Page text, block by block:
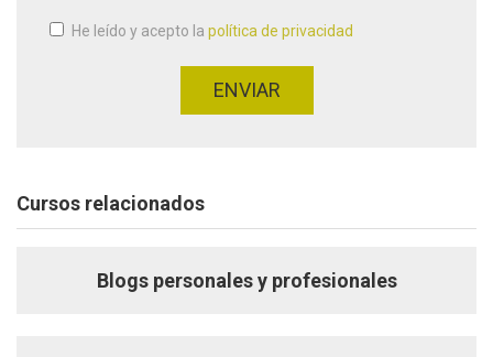
He leído y acepto la política de privacidad
Aceptación de condiciones*
ENVIAR
Cursos relacionados
Blogs personales y profesionales